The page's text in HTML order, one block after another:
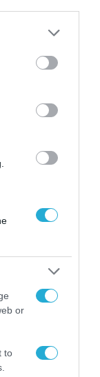
more Google
may click to
party tags to
below Google
or
to